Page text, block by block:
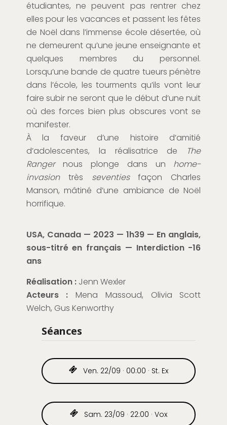
étudiantes, ne peuvent pas rentrer chez
elles pour les vacances et passent les fêtes
de Noël dans l’immense école désertée, où
ne demeurent qu’une jeune enseignante et
quelques membres du personnel.
Lorsqu’une bande de quatre tueurs pénètre
dans l’école, les tourments qu’ils vont leur
faire subir ne seront que le début d’une nuit
où des forces bien plus obscures vont se
manifester.
À la faveur d’une histoire d’amitié
d’adolescentes, la réalisatrice de
The
Rangernous plonge dans un home-
invasiontrès seventiesfaçon Charles
Manson, mâtiné d’une ambiance de Noël
horrifique.
USA, Canada — 2023 — 1h39 — En anglais,
sous-titré en français — Interdiction -16
ans
Réalisation :Jenn Wexler
Acteurs : Mena Massoud, Olivia Scott
Welch, Gus Kenworthy
Séances
Ven. 22/09 · 00:00 · St. Ex
Sam. 23/09 · 22:00 · Vox